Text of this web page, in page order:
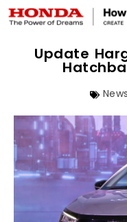
Update
News